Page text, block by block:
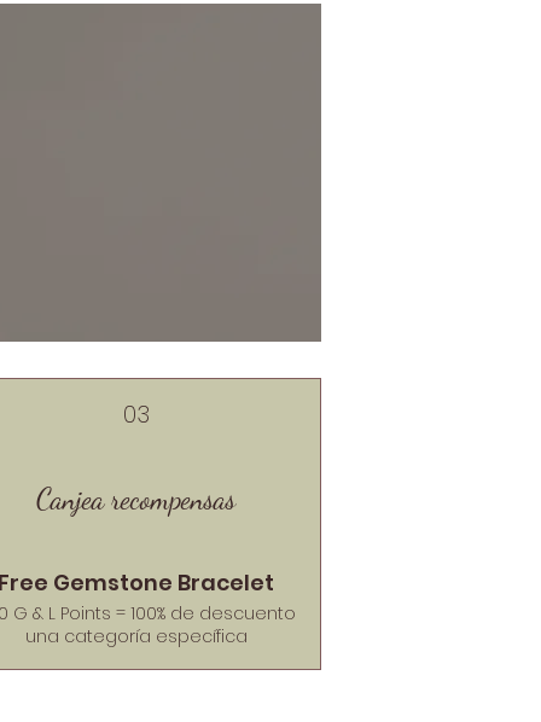
03
Canjea recompensas
Gemstone Bracelet
G & L Points = 100% de descuento
una categoría específica